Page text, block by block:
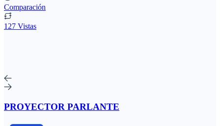
Comparación
127 Vistas
PROYECTOR PARLANTE